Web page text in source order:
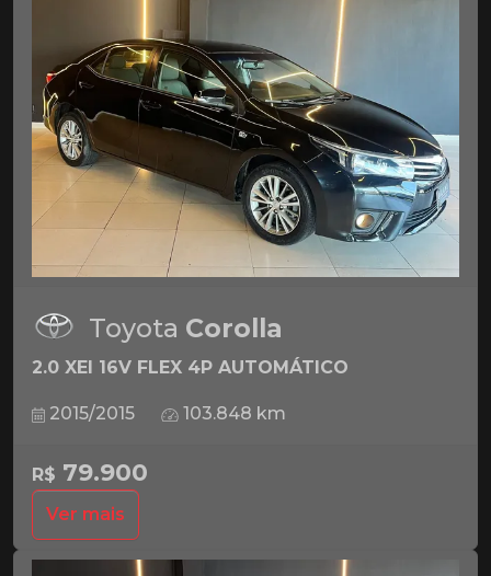
Toyota Corolla
2.0 XEI 16V FLEX 4P AUTOMÁTICO
2015/2015 103.848 km
R$ 79.900
Ver mais